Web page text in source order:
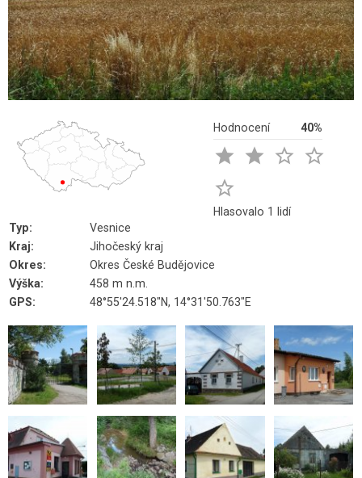
Hodnocení 40%
   

Hlasovalo 1 lidí
Typ:
Vesnice
Kraj:
Jihočeský kraj
Okres:
Okres České Budějovice
Výška:
458 m n.m.
GPS:
48°55'24.518"N, 14°31'50.763"E